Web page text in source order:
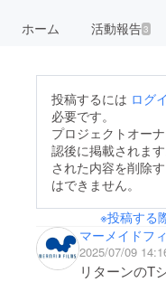
ホーム 活動報告3
投稿するには ログ
必要です。
プロジェクトオー
認後に掲載されま
された内容を削除
はできません。
※投稿する
マーメイドフ
2025/07/09
リターンのT